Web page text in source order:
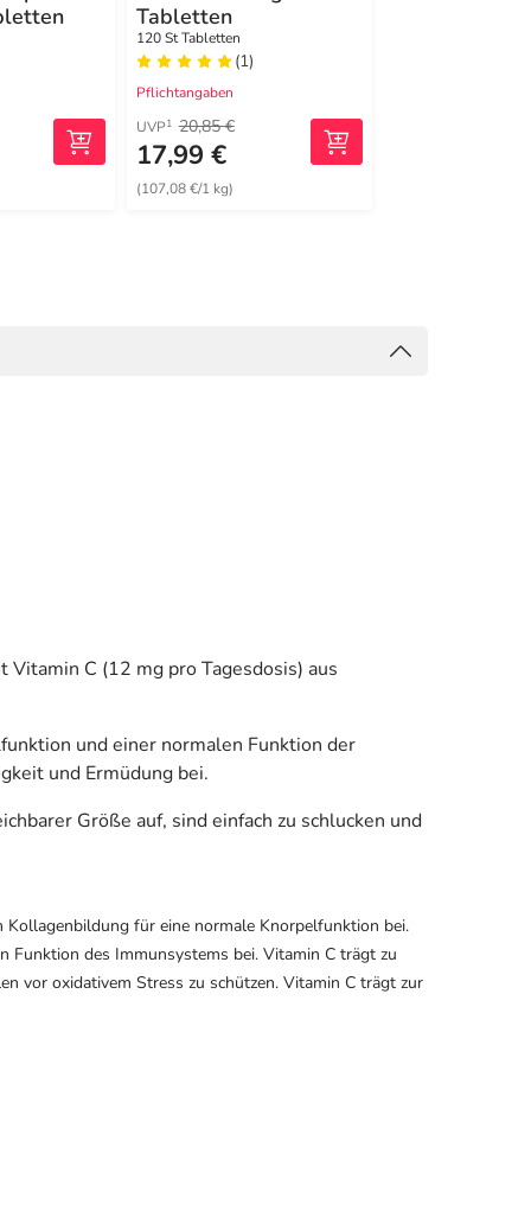
Tabletten
120 St Tabletten
(1)
Pflichtangaben
UVP1 20,85 €
17,99 €
(107,08 €/1 kg)
C (12 mg pro Tagesdosis) aus
und einer normalen Funktion der
und Ermüdung bei.
Größe auf, sind einfach zu schlucken und
für eine normale Knorpelfunktion bei.
Funktion des Immunsystems bei. Vitamin C trägt zu
vor oxidativem Stress zu schützen. Vitamin C trägt zur